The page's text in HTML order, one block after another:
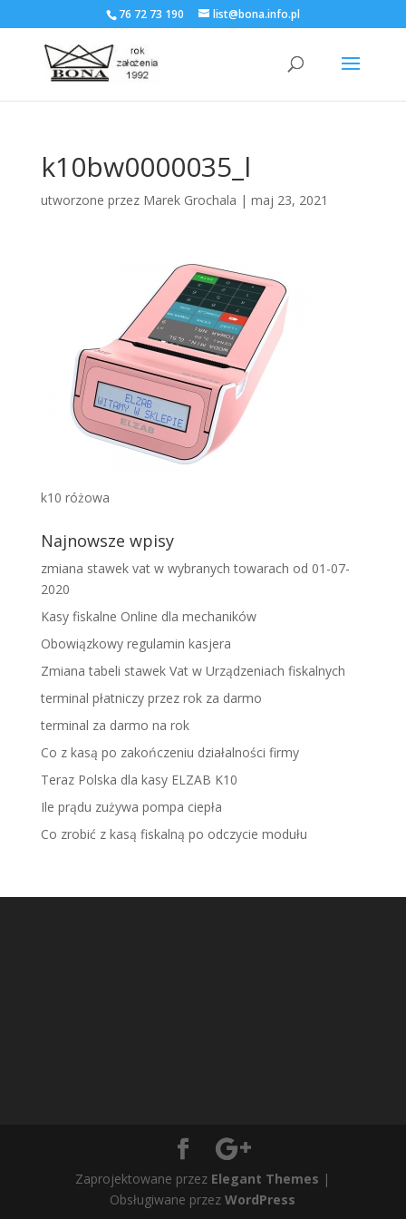
76 72 73 190 list@bona.info.pl
k10bw0000035_l
utworzone przez Marek Grochala | maj 23, 2021
k10 różowa
Najnowsze wpisy
zmiana stawek vat w wybranych towarach od 01-07-
2020
Kasy fiskalne Online dla mechaników
Obowiązkowy regulamin kasjera
Zmiana tabeli stawek Vat w Urządzeniach fiskalnych
terminal płatniczy przez rok za darmo
terminal za darmo na rok
Co z kasą po zakończeniu działalności firmy
Teraz Polska dla kasy ELZAB K10
Ile prądu zużywa pompa ciepła
Co zrobić z kasą fiskalną po odczycie modułu
Zaprojektowane przez Elegant Themes |
Obsługiwane przezWordPress